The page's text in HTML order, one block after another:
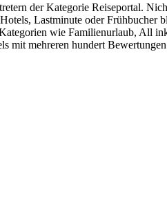
der Kategorie Reiseportal.
Lastminute oder Frühbucher
wie Familienurlaub, All
mehreren hundert